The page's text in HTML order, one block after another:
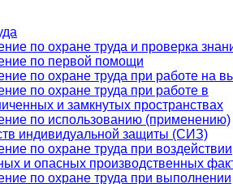
по охране труда и проверка
по первой помощи
по охране труда при работе на
по охране труда при работе в
и замкнутых пространствах
по использованию (применению)
индивидуальной защиты (СИЗ)
по охране труда при воздействии
и опасных производственных
по охране труда при выполнении